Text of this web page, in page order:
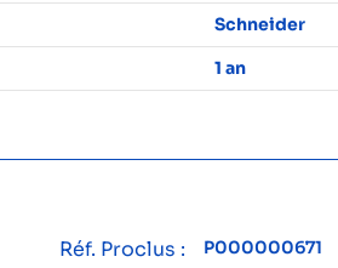
Schneider
1 an
Réf. Proclus :
P000000671